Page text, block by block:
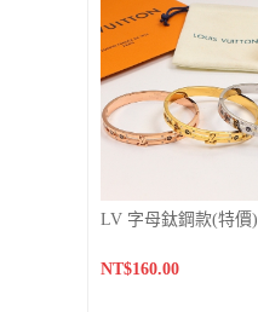
LV 字母鈦鋼款(特價)
NT$160.00